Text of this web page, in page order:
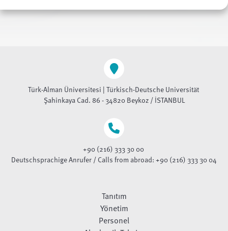
Türk-Alman Üniversitesi | Türkisch-Deutsche Universität
Şahinkaya Cad. 86 - 34820 Beykoz / İSTANBUL
+90 (216) 333 30 00
Deutschsprachige Anrufer / Calls from abroad: +90 (216) 333 30 04
Tanıtım
Yönetim
Personel